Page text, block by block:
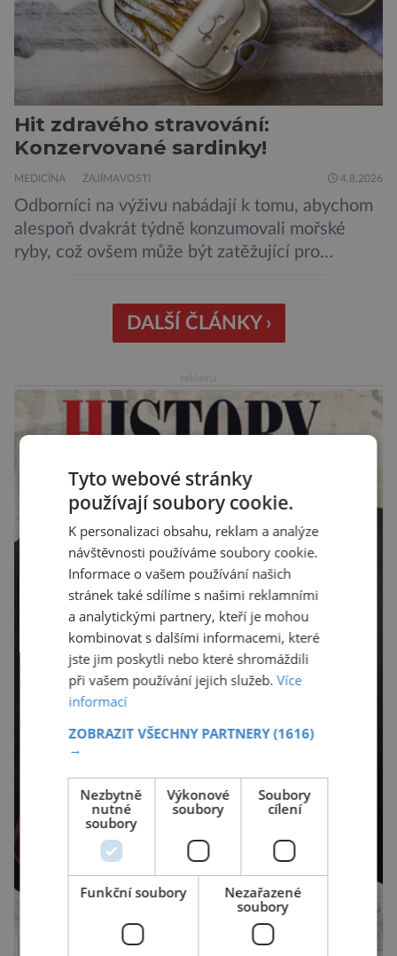
Hit zdravého stravování:
Konzervované sardinky!
MEDICÍNA ZAJÍMAVOSTI 4.8.2026
Odborníci na výživu nabádají k tomu, abychom
alespoň dvakrát týdně konzumovali mořské
ryby, což ovšem může být zatěžující pro
sardinky, které si může dovolit opravdu každý
„Místo toho, aby poskytovaly izolované
potravinou,“ říká nutriční specialista Colin
Robertson a zdůrazňuje […]
DALŠÍ ČLÁNKY ›
Tyto webové stránky
používají soubory cookie.
K personalizaci obsahu, reklam a analýze
návštěvnosti používáme soubory cookie.
Informace o vašem používání našich
stránek také sdílíme s našimi reklamními
a analytickými partnery, kteří je mohou
kombinovat s dalšími informacemi, které
jste jim poskytli nebo které shromáždili
při vašem používání jejich služeb.Více
informací
ZOBRAZIT VŠECHNY PARTNERY(1616)
→
Nezbytně
nutné
soubory
Výkonové
soubory
Soubory
cílení
Funkční soubory
Nezařazené
soubory